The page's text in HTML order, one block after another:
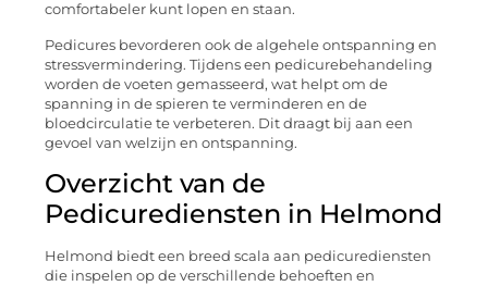
comfortabeler kunt lopen en staan.
Pedicures bevorderen ook de algehele ontspanning en
stressvermindering. Tijdens een pedicurebehandeling
worden de voeten gemasseerd, wat helpt om de
spanning in de spieren te verminderen en de
bloedcirculatie te verbeteren. Dit draagt bij aan een
gevoel van welzijn en ontspanning.
Overzicht van de
Pedicurediensten in Helmond
Helmond biedt een breed scala aan pedicurediensten
die inspelen op de verschillende behoeften en